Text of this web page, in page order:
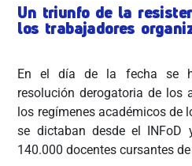
Un triunfo de la
los trabajadores
En el día de la fecha se
resolución derogatoria de los
los regímenes académicos de
se dictaban desde el
140.000 docentes cursantes